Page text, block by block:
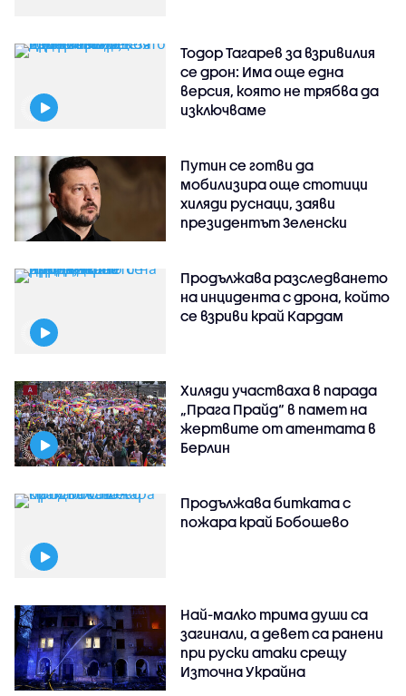
Тодор Тагарев за взривилия
се дрон: Има още една
версия, която не трябва да
изключваме
Путин се готви да
мобилизира още стотици
хиляди руснаци, заяви
президентът Зеленски
Продължава разследването
на инцидента с дрона, който
се взриви край Кардам
Хиляди участваха в парада
„Прага Прайд“ в памет на
жертвите от атентата в
Берлин
Продължава битката с
пожара край Бобошево
Най-малко трима души са
загинали, а девет са ранени
при руски атаки срещу
Източна Украйна